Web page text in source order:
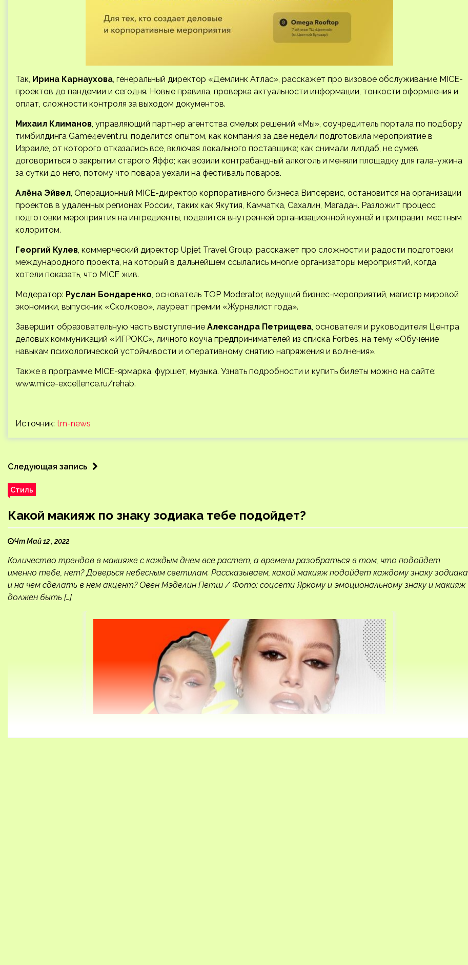
Так, Ирина Карнаухова, генеральный директор «Демлинк Атлас», расскажет про визовое обслуживание MICE-
проектов до пандемии и сегодня. Новые правила, проверка актуальности информации, тонкости оформления и
оплат, сложности контроля за выходом документов.
Михаил Климанов, управляющий партнер агентства смелых решений «Мы», соучредитель портала по подбору
тимбилдинга Game4event.ru, поделится опытом, как компания за две недели подготовила мероприятие в
Израиле, от которого отказались все, включая локального поставщика; как снимали липдаб, не сумев
договориться о закрытии старого Яффо; как возили контрабандный алкоголь и меняли площадку для гала-ужина
за сутки до него, потому что повара уехали на фестиваль поваров.
Алёна Эйвел, Операционный MICE-директор корпоративного бизнеса Випсервис, остановится на организации
проектов в удаленных регионах России, таких как Якутия, Камчатка, Сахалин, Магадан. Разложит процесс
подготовки мероприятия на ингредиенты, поделится внутренней организационной кухней и приправит местным
колоритом.
Георгий Кулев, коммерческий директор Upjet Travel Group, расскажет про сложности и радости подготовки
международного проекта, на который в дальнейшем ссылались многие организаторы мероприятий, когда
хотели показать, что MICE жив.
Модератор: Руслан Бондаренко, основатель TOP Moderator, ведущий бизнес-мероприятий, магистр мировой
экономики, выпускник «Сколково», лауреат премии «Журналист года».
Завершит образовательную часть выступление Александра Петрищева, основателя и руководителя Центра
деловых коммуникаций «ИГРОКС», личного коуча предпринимателей из списка Forbes, на тему «Обучение
навыкам психологической устойчивости и оперативному снятию напряжения и волнения».
Также в программе MICE-ярмарка, фуршет, музыка. Узнать подробности и купить билеты можно на сайте:
www.mice-excellence.ru/rehab.
Источник: trn-news
Следующая запись
Стиль
Какой макияж по знаку зодиака тебе подойдет?
Чт Май 12 , 2022
Количество трендов в макияже с каждым днем все растет, а времени разобраться в том, что подойдет
именно тебе, нет? Доверься небесным светилам. Рассказываем, какой макияж подойдет каждому знаку зодиака
и на чем сделать в нем акцент? Овен Мэделин Петш / Фото: соцсети Яркому и эмоциональному знаку и макияж
должен быть […]